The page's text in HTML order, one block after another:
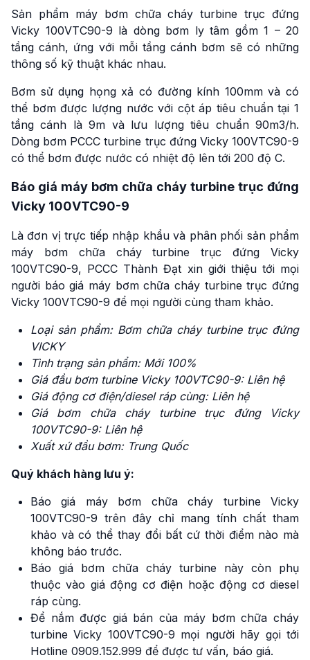
Sản phẩm máy bơm chữa cháy turbine trục đứng
Vicky 100VTC90-9 là dòng bơm ly tâm gồm 1 – 20
tầng cánh, ứng với mỗi tầng cánh bơm sẽ có những
thông số kỹ thuật khác nhau.
Bơm sử dụng họng xả có đường kính 100mm và có
thể bơm được lượng nước với cột áp tiêu chuẩn tại 1
tầng cánh là 9m và lưu lượng tiêu chuẩn 90m3/h.
Dòng bơm PCCC turbine trục đứng Vicky 100VTC90-9
có thể bơm được nước có nhiệt độ lên tới 200 độ C.
Báo giá máy bơm chữa cháy turbine trục đứng
Vicky 100VTC90-9
Là đơn vị trực tiếp nhập khẩu và phân phối sản phẩm
máy bơm chữa cháy turbine trục đứng Vicky
100VTC90-9, PCCC Thành Đạt xin giới thiệu tới mọi
người báo giá máy bơm chữa cháy turbine trục đứng
Vicky 100VTC90-9 để mọi người cùng tham khảo.
Loại sản phẩm: Bơm chữa cháy turbine trục đứng
VICKY
Tình trạng sản phẩm: Mới 100%
Giá đầu bơm turbine Vicky 100VTC90-9: Liên hệ
Giá động cơ điện/diesel ráp cùng: Liên hệ
Giá bơm chữa cháy turbine trục đứng
Vicky
100VTC90-9: Liên hệ
Xuất xứ đầu bơm: Trung Quốc
Quý khách hàng lưu ý:
Báo giá máy bơm chữa cháy turbine Vicky
100VTC90-9 trên đây chỉ mang tính chất tham
khảo và có thể thay đổi bất cứ thời điểm nào mà
không báo trước.
Báo giá bơm chữa cháy turbine này còn phụ
thuộc vào giá động cơ điện hoặc động cơ diesel
ráp cùng.
Để nắm được giá bán của máy bơm chữa cháy
turbine Vicky 100VTC90-9 mọi người hãy gọi tới
Hotline 0909.152.999 để được tư vấn, báo giá.